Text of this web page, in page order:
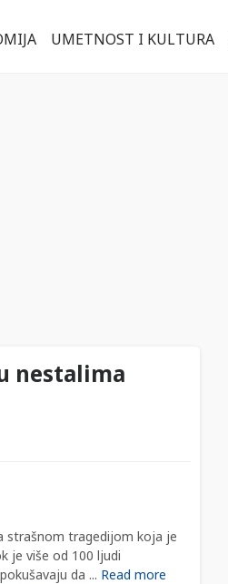
UMETNOST I KULTURA
nestalima
strašnom tragedijom koja je
je više od 100 ljudi
da ... Read more